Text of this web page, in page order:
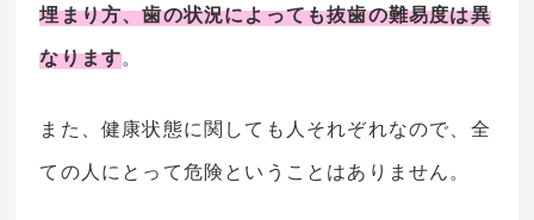
埋まり方、歯の状況によっても抜歯の難易度は異
なります。
また、健康状態に関しても人それぞれなので、全
ての人にとって危険ということはありません。